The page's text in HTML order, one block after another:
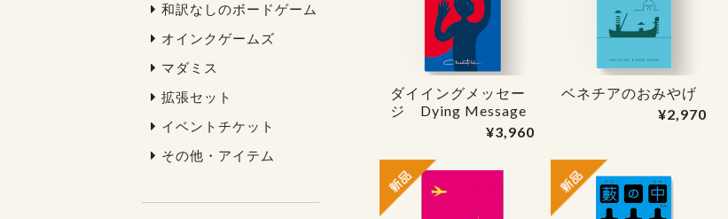
和訳なしのボードゲーム
オインクゲームズ
マダミス
拡張セット
イベントチケット
その他・アイテム
ダイイングメッセー
ジ Dying Message
¥3,960
ベネチアのおみやげ
¥2,970